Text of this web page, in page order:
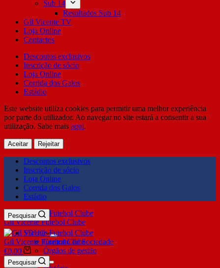
Sub 14
Resultados Sub 14
Gil Vicente TV
Loja Online
Contactos
Descontos exclusivos
Inscrição de sócio
Loja Online
Corrida dos Galos
Estádio
Este website utiliza cookies para permitir uma melhor experiência
por parte do utilizador. Ao navegar no site estará a consentir a sua
utilização. Sabe mais aqui.
Aceitar Rejeitar
Descontos exclusivos
Inscrição de sócio
Loja Online
Corrida dos Galos
Estádio
Gil Vicente Futebol Clube
Pesquisar
SDUQ
Contrato de Sociedade
Órgãos de gestão
Clube
Gil Vicente Futebol Clube
€0,00
Pesquisar